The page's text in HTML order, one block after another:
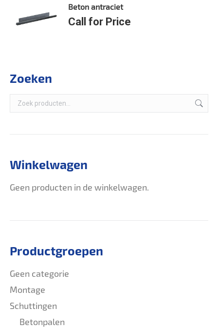
Beton antraciet
Call for Price
Zoeken
Winkelwagen
Geen producten in de winkelwagen.
Productgroepen
Geen categorie
Montage
Schuttingen
Betonpalen